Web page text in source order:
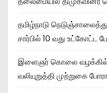
தமிழ்நாடு
சார்பில் 10 வது உட்கோட்ட
இளைஞர் கொலை வழக்கில்
வலியுறுத்தி முற்றுகை